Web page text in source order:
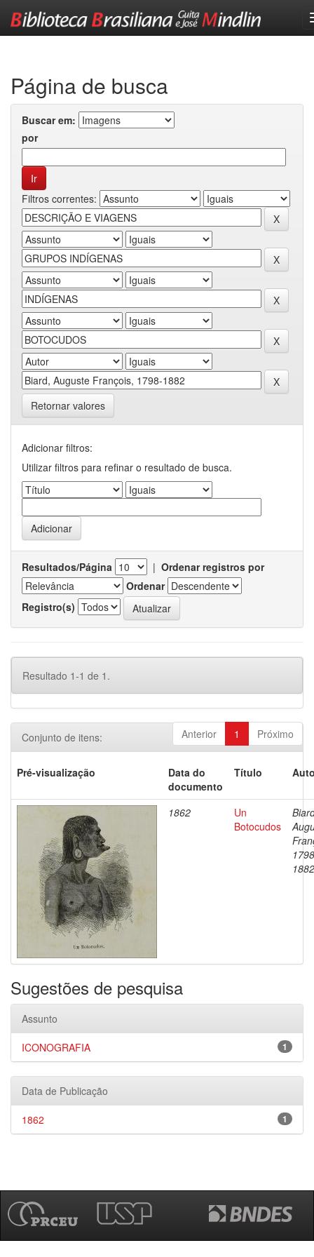
Página de busca
Buscar em:
por
Filtros correntes:
Retornar valores
Adicionar filtros:
Utilizar filtros para refinar o resultado de busca.
Resultados/Página | Ordenar registros por
Ordenar
Registro(s)
Resultado 1-1 de 1.
Anterior 1 Próximo
Conjunto de itens:
Pré-visualização
Data do
documento
Título
1862
Un
Botocudos
1882
Sugestões de pesquisa
Assunto
1
ICONOGRAFIA
Data de Publicação
1
1862